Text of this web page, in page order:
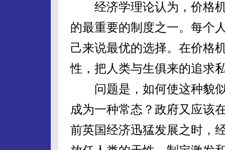
经济学理论认为，价格机
的最重要的制度之一。每个
己来说最优的选择。在价格
性，把人类与生俱来的追求
问题是，如何使这种貌似
成为一种常态？政府又应该
前英国经济迅猛发展之时，